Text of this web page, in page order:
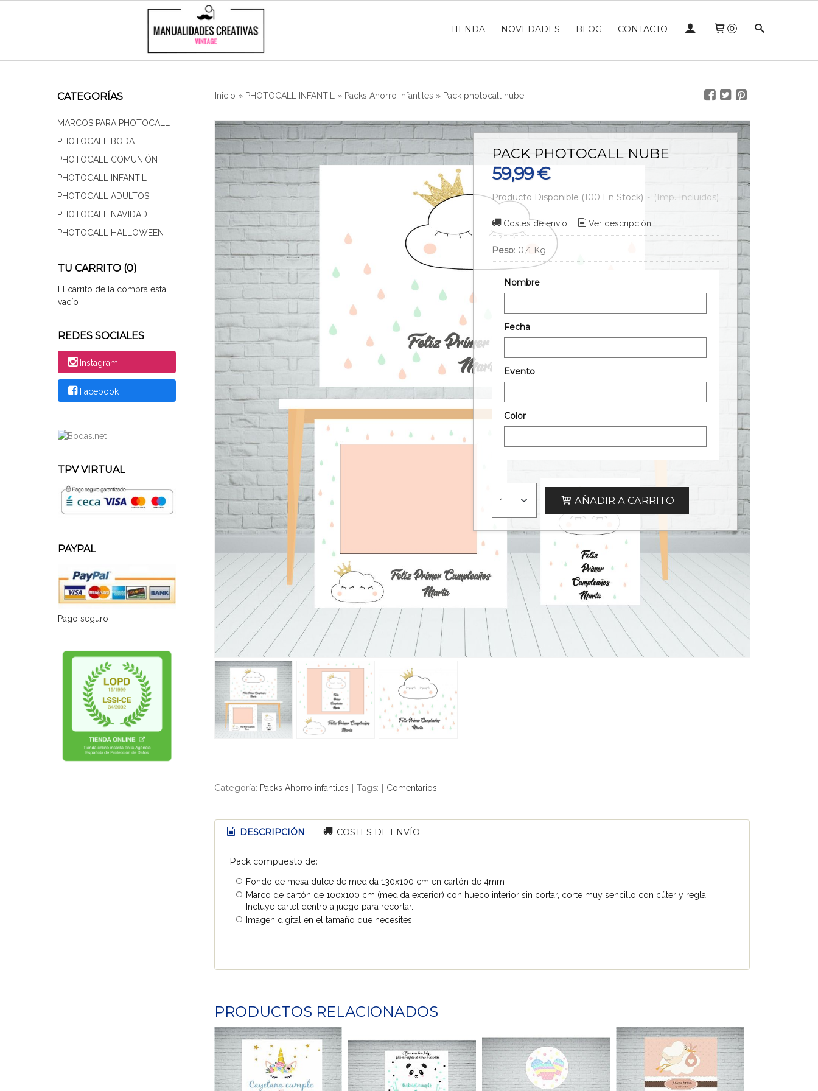
TIENDA NOVEDADES BLOG CONTACTO 0
CATEGORÍAS
MARCOS PARA PHOTOCALL
PHOTOCALL BODA
PHOTOCALL COMUNIÓN
PHOTOCALL INFANTIL
PHOTOCALL ADULTOS
PHOTOCALL NAVIDAD
PHOTOCALL HALLOWEEN
TU CARRITO (0)
El carrito de la compra está
vacío
REDES SOCIALES
Instagram
Facebook
TPV VIRTUAL
PAYPAL
Pago seguro
Inicio » PHOTOCALL INFANTIL » Packs Ahorro infantiles » Pack photocall nube
PACK PHOTOCALL NUBE
59,99 €
Producto Disponible (100 En Stock) - (Imp. Incluidos)
Costes de envío Ver descripción
Peso: 0,4 Kg
Nombre
Fecha
Evento
Color
AÑADIR A CARRITO
Categoría: Packs Ahorro infantiles | Tags: | Comentarios
DESCRIPCIÓN COSTES DE ENVÍO
Pack compuesto de:
Fondo de mesa dulce de medida 130x100 cm en cartón de 4mm
Marco de cartón de 100x100 cm (medida exterior) con hueco interior sin cortar, corte muy sencillo con cúter y regla.
Incluye cartel dentro a juego para recortar.
Imagen digital en el tamaño que necesites.
PRODUCTOS RELACIONADOS